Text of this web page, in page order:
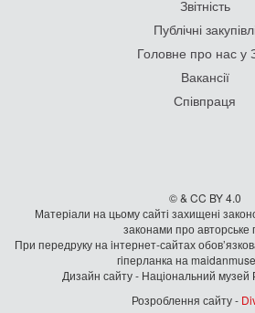
Звітність
Публічні
Головне про нас у
Вакансії
Співпраця
© & CC BY 4.0
Матеріали на цьому сайті захищені
законами про авторське
При передруку на iнтернет-сайтах
гiперланка на
Дизайн сайту - Національний музей
Розроблення сайту -